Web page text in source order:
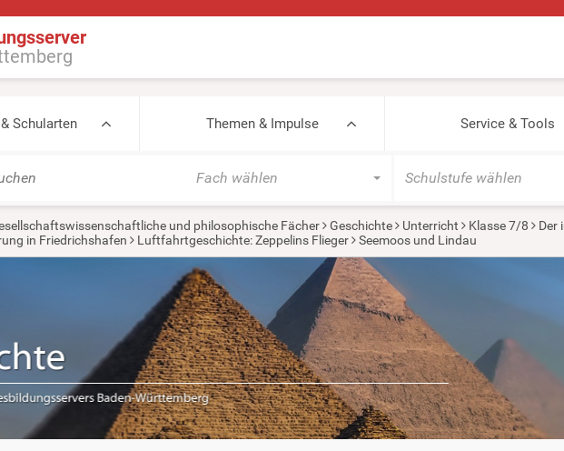
Schularten Themen & Impulse Service & Tools
Fach wählen Schulstufe wählen
und philosophische Fächer Geschichte Unterricht Klasse 7/8
Der
in Friedrichshafen Luftfahrtgeschichte: Zeppelins Flieger Seemoos und Lindau